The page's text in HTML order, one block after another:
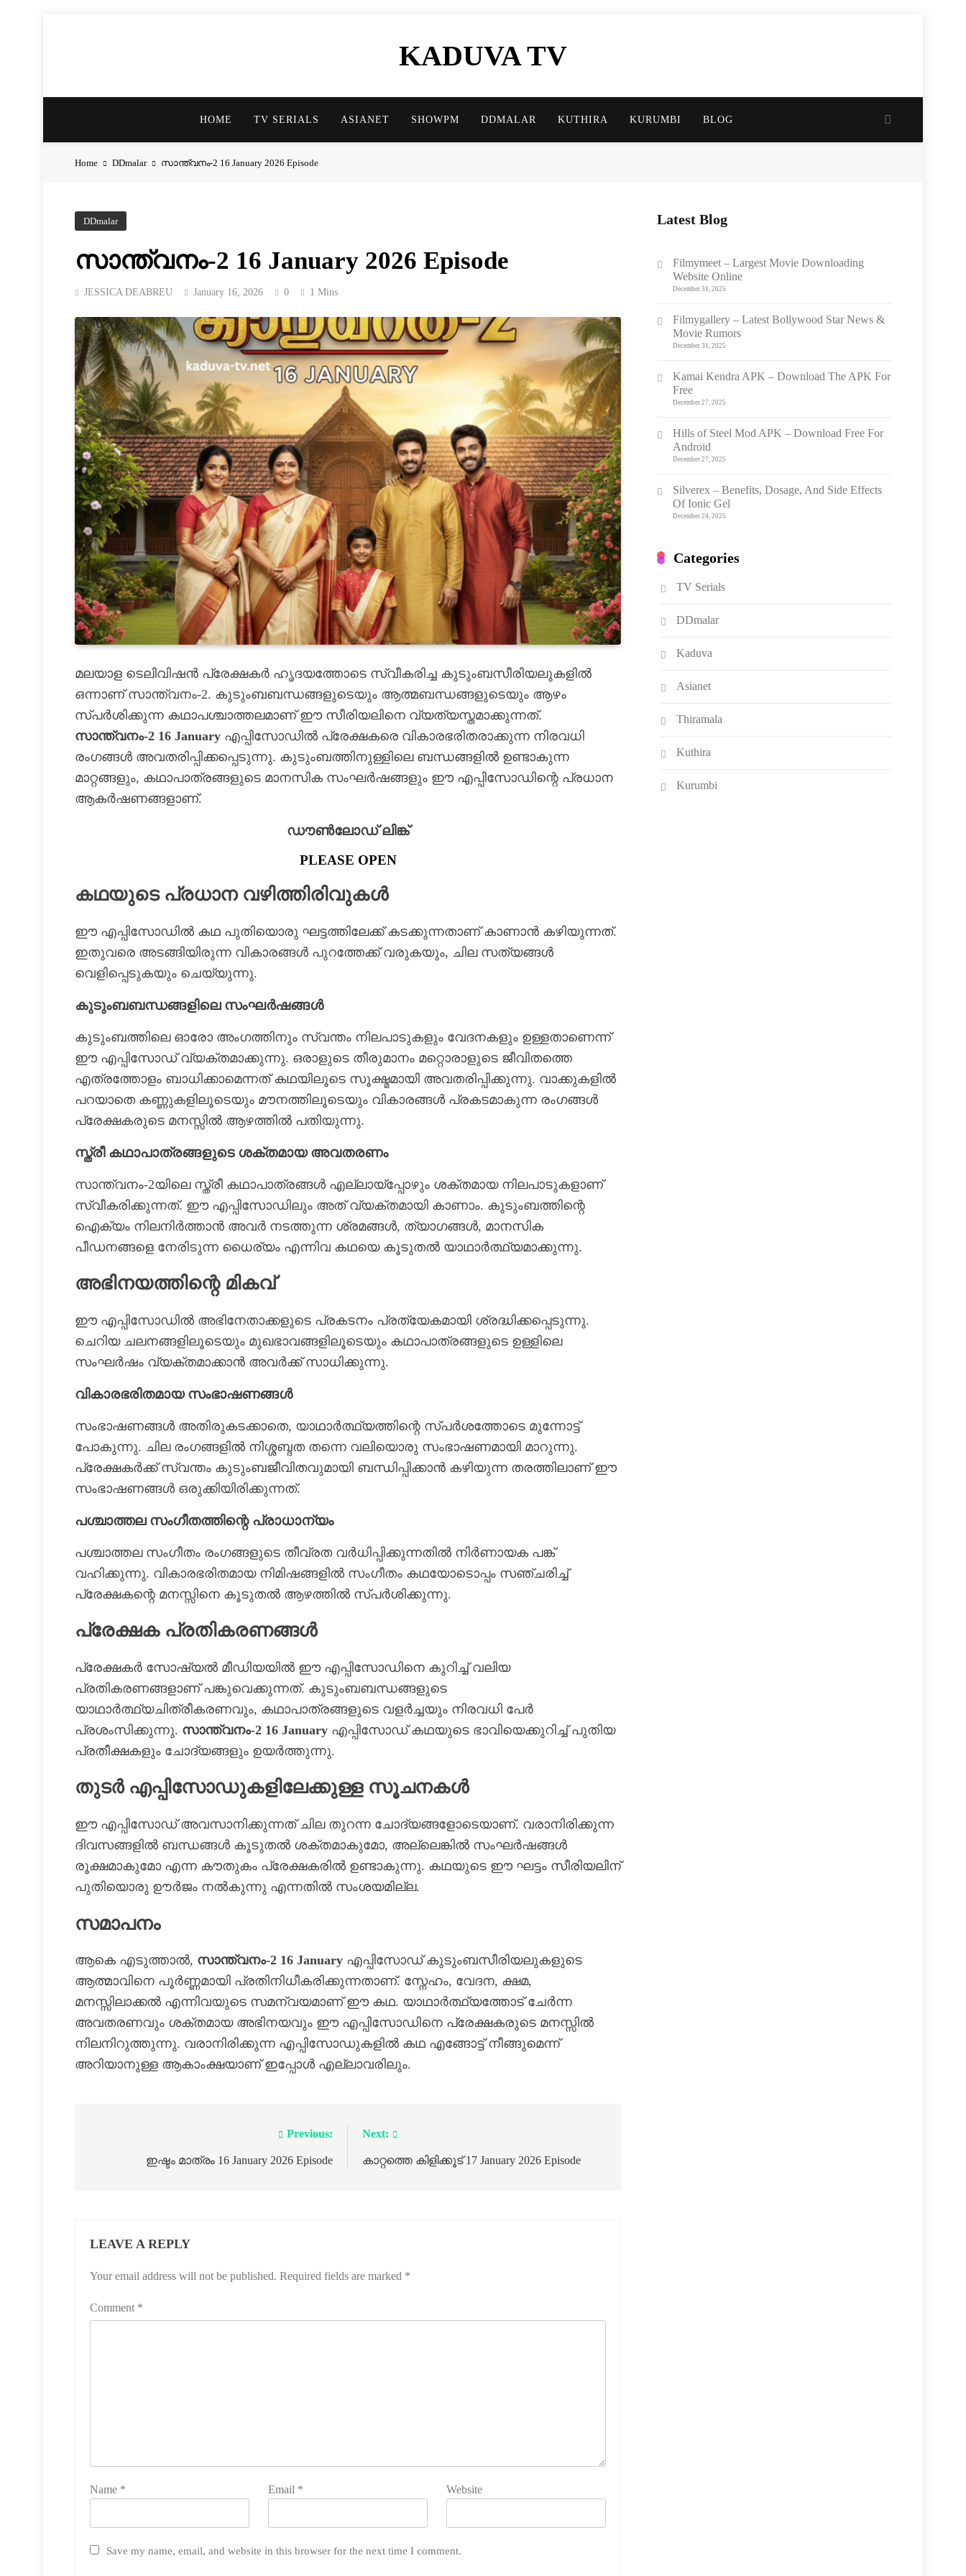
KADUVA TV
HOME TV SERIALS ASIANET SHOWPM DDMALAR KUTHIRA KURUMBI BLOG
Home DDmalar സാന്ത്വനം-2 16 January 2026 Episode
DDmalar
സാന്ത്വനം-2 16 January 2026 Episode
JESSICA DEABREU January 16, 2026 0 1 Mins
മലയാള ടെലിവിഷൻ പ്രേക്ഷകർ ഹൃദയത്തോടെ സ്വീകരിച്ച കുടുംബസീരിയലുകളിൽ
ഒന്നാണ് സാന്ത്വനം-2. കുടുംബബന്ധങ്ങളുടെയും ആത്മബന്ധങ്ങളുടെയും ആഴം
സ്പർശിക്കുന്ന കഥാപശ്ചാത്തലമാണ് ഈ സീരിയലിനെ വ്യത്യസ്തമാക്കുന്നത്.
സാന്ത്വനം-2 16 January എപ്പിസോഡിൽ പ്രേക്ഷകരെ വികാരഭരിതരാക്കുന്ന നിരവധി
രംഗങ്ങൾ അവതരിപ്പിക്കപ്പെടുന്നു. കുടുംബത്തിനുള്ളിലെ ബന്ധങ്ങളിൽ ഉണ്ടാകുന്ന
മാറ്റങ്ങളും, കഥാപാത്രങ്ങളുടെ മാനസിക സംഘർഷങ്ങളും ഈ എപ്പിസോഡിന്റെ പ്രധാന
ആകർഷണങ്ങളാണ്.
ഡൗൺലോഡ് ലിങ്ക്
PLEASE OPEN
കഥയുടെ പ്രധാന വഴിത്തിരിവുകൾ
ഈ എപ്പിസോഡിൽ കഥ പുതിയൊരു ഘട്ടത്തിലേക്ക് കടക്കുന്നതാണ് കാണാൻ കഴിയുന്നത്.
ഇതുവരെ അടങ്ങിയിരുന്ന വികാരങ്ങൾ പുറത്തേക്ക് വരുകയും, ചില സത്യങ്ങൾ
വെളിപ്പെടുകയും ചെയ്യുന്നു.
കുടുംബബന്ധങ്ങളിലെ സംഘർഷങ്ങൾ
കുടുംബത്തിലെ ഓരോ അംഗത്തിനും സ്വന്തം നിലപാടുകളും വേദനകളും ഉള്ളതാണെന്ന്
ഈ എപ്പിസോഡ് വ്യക്തമാക്കുന്നു. ഒരാളുടെ തീരുമാനം മറ്റൊരാളുടെ ജീവിതത്തെ
എത്രത്തോളം ബാധിക്കാമെന്നത് കഥയിലൂടെ സൂക്ഷ്മമായി അവതരിപ്പിക്കുന്നു. വാക്കുകളിൽ
പറയാതെ കണ്ണുകളിലൂടെയും മൗനത്തിലൂടെയും വികാരങ്ങൾ പ്രകടമാകുന്ന രംഗങ്ങൾ
പ്രേക്ഷകരുടെ മനസ്സിൽ ആഴത്തിൽ പതിയുന്നു.
സ്ത്രീ കഥാപാത്രങ്ങളുടെ ശക്തമായ അവതരണം
സാന്ത്വനം-2യിലെ സ്ത്രീ കഥാപാത്രങ്ങൾ എല്ലായ്പ്പോഴും ശക്തമായ നിലപാടുകളാണ്
സ്വീകരിക്കുന്നത്. ഈ എപ്പിസോഡിലും അത് വ്യക്തമായി കാണാം. കുടുംബത്തിന്റെ
ഐക്യം നിലനിർത്താൻ അവർ നടത്തുന്ന ശ്രമങ്ങൾ, ത്യാഗങ്ങൾ, മാനസിക
പീഡനങ്ങളെ നേരിടുന്ന ധൈര്യം എന്നിവ കഥയെ കൂടുതൽ യാഥാർത്ഥ്യമാക്കുന്നു.
അഭിനയത്തിന്റെ മികവ്
ഈ എപ്പിസോഡിൽ അഭിനേതാക്കളുടെ പ്രകടനം പ്രത്യേകമായി ശ്രദ്ധിക്കപ്പെടുന്നു.
ചെറിയ ചലനങ്ങളിലൂടെയും മുഖഭാവങ്ങളിലൂടെയും കഥാപാത്രങ്ങളുടെ ഉള്ളിലെ
സംഘർഷം വ്യക്തമാക്കാൻ അവർക്ക് സാധിക്കുന്നു.
വികാരഭരിതമായ സംഭാഷണങ്ങൾ
സംഭാഷണങ്ങൾ അതിരുകടക്കാതെ, യാഥാർത്ഥ്യത്തിന്റെ സ്പർശത്തോടെ മുന്നോട്ട്
പോകുന്നു. ചില രംഗങ്ങളിൽ നിശ്ശബ്ദത തന്നെ വലിയൊരു സംഭാഷണമായി മാറുന്നു.
പ്രേക്ഷകർക്ക് സ്വന്തം കുടുംബജീവിതവുമായി ബന്ധിപ്പിക്കാൻ കഴിയുന്ന തരത്തിലാണ് ഈ
സംഭാഷണങ്ങൾ ഒരുക്കിയിരിക്കുന്നത്.
പശ്ചാത്തല സംഗീതത്തിന്റെ പ്രാധാന്യം
പശ്ചാത്തല സംഗീതം രംഗങ്ങളുടെ തീവ്രത വർധിപ്പിക്കുന്നതിൽ നിർണായക പങ്ക്
വഹിക്കുന്നു. വികാരഭരിതമായ നിമിഷങ്ങളിൽ സംഗീതം കഥയോടൊപ്പം സഞ്ചരിച്ച്
പ്രേക്ഷകന്റെ മനസ്സിനെ കൂടുതൽ ആഴത്തിൽ സ്പർശിക്കുന്നു.
പ്രേക്ഷക പ്രതികരണങ്ങൾ
പ്രേക്ഷകർ സോഷ്യൽ മീഡിയയിൽ ഈ എപ്പിസോഡിനെ കുറിച്ച് വലിയ
പ്രതികരണങ്ങളാണ് പങ്കുവെക്കുന്നത്. കുടുംബബന്ധങ്ങളുടെ
യാഥാർത്ഥ്യചിത്രീകരണവും, കഥാപാത്രങ്ങളുടെ വളർച്ചയും നിരവധി പേർ
പ്രശംസിക്കുന്നു. സാന്ത്വനം-2 16 January എപ്പിസോഡ് കഥയുടെ ഭാവിയെക്കുറിച്ച് പുതിയ
പ്രതീക്ഷകളും ചോദ്യങ്ങളും ഉയർത്തുന്നു.
തുടർ എപ്പിസോഡുകളിലേക്കുള്ള സൂചനകൾ
ഈ എപ്പിസോഡ് അവസാനിക്കുന്നത് ചില തുറന്ന ചോദ്യങ്ങളോടെയാണ്. വരാനിരിക്കുന്ന
ദിവസങ്ങളിൽ ബന്ധങ്ങൾ കൂടുതൽ ശക്തമാകുമോ, അല്ലെങ്കിൽ സംഘർഷങ്ങൾ
രൂക്ഷമാകുമോ എന്ന കൗതുകം പ്രേക്ഷകരിൽ ഉണ്ടാകുന്നു. കഥയുടെ ഈ ഘട്ടം സീരിയലിന്
പുതിയൊരു ഊർജം നൽകുന്നു എന്നതിൽ സംശയമില്ല.
സമാപനം
ആകെ എടുത്താൽ, സാന്ത്വനം-2 16 January എപ്പിസോഡ് കുടുംബസീരിയലുകളുടെ
ആത്മാവിനെ പൂർണ്ണമായി പ്രതിനിധീകരിക്കുന്നതാണ്. സ്നേഹം, വേദന, ക്ഷമ,
മനസ്സിലാക്കൽ എന്നിവയുടെ സമന്വയമാണ് ഈ കഥ. യാഥാർത്ഥ്യത്തോട് ചേർന്ന
അവതരണവും ശക്തമായ അഭിനയവും ഈ എപ്പിസോഡിനെ പ്രേക്ഷകരുടെ മനസ്സിൽ
നിലനിറുത്തുന്നു. വരാനിരിക്കുന്ന എപ്പിസോഡുകളിൽ കഥ എങ്ങോട്ട് നീങ്ങുമെന്ന്
അറിയാനുള്ള ആകാംക്ഷയാണ് ഇപ്പോൾ എല്ലാവരിലും.
Previous:
ഇഷ്ടം മാത്രം 16 January 2026 Episode
Next:
കാറ്റത്തെ കിളിക്കൂട് 17 January 2026 Episode
LEAVE A REPLY
Your email address will not be published. Required fields are marked *
Comment *
Name * Email * Website
Save my name, email, and website in this browser for the next time I comment.
Latest Blog
Filmymeet – Largest Movie Downloading
Website Online
December 31, 2025
Filmygallery – Latest Bollywood Star News &
Movie Rumors
December 31, 2025
Kamai Kendra APK – Download The APK For
Free
December 27, 2025
Hills of Steel Mod APK – Download Free For
Android
December 27, 2025
Silverex – Benefits, Dosage, And Side Effects
Of Ionic Gel
December 24, 2025
Categories
TV Serials
DDmalar
Kaduva
Asianet
Thiramala
Kuthira
Kurumbi